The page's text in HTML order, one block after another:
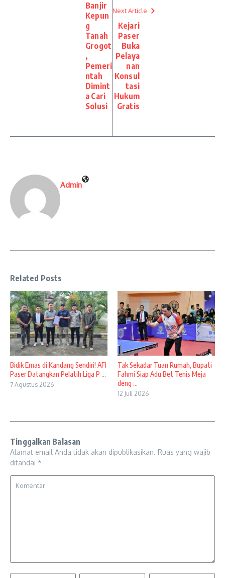
Banjir
Kepun
g
Tanah
Grogot
,
Pemeri
ntah
Dimint
a Cari
Solusi
Next Article
Kejari
Paser
Buka
Pelaya
nan
Konsul
tasi
Hukum
Gratis
Admin
Related Posts
Bidik Emas di Kandang Sendiri! AFI
Paser Datangkan Pelatih Liga P ...
7 Agustus 2026
Tak Sekadar Tuan Rumah, Bupati
Fahmi Siap Adu Bet Tenis Meja
deng ...
12 Juli 2026
Tinggalkan Balasan
Alamat email Anda tidak akan dipublikasikan. Ruas yang wajib
ditandai *